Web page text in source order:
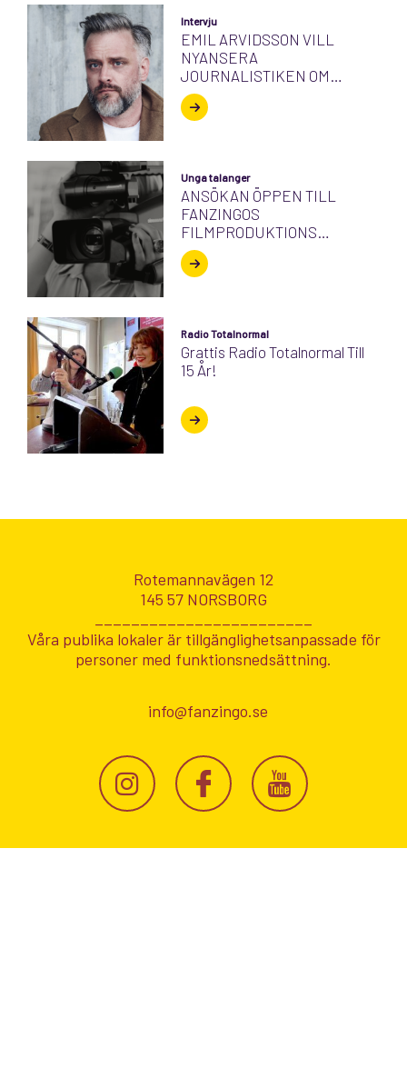
Intervju
EMIL ARVIDSSON VILL
NYANSERA
JOURNALISTIKEN OM
GANGSTERRAP
Unga talanger
ANSÖKAN ÖPPEN TILL
FANZINGOS
FILMPRODUKTIONS
UTBILDNING
Radio Totalnormal
Grattis Radio Totalnormal Till
15 År!
Rotemannavägen 12
145 57 NORSBORG
Våra publika lokaler är tillgänglighetsanpassade för
personer med funktionsnedsättning.
info@fanzingo.se